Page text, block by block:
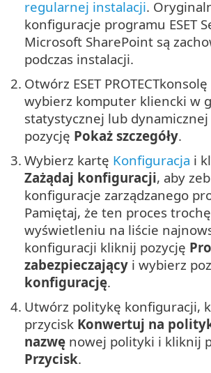
regularnej instalacji.
konfiguracje programu ESET
Microsoft SharePoint są
podczas instalacji.
2. Otwórz ESET
wybierz komputer kliencki w
statystycznej lub
pozycję Pokaż szczegóły.
3. Wybierz kartę Konfiguracja i
Zażądaj konfiguracji, aby
konfiguracje zarządzanego
Pamiętaj, że ten proces
wyświetleniu na liście
konfiguracji kliknij pozycję
zabezpieczający i wybierz
konfigurację.
4. Utwórz politykę konfiguracji,
przycisk Konwertuj na
nazwę nowej polityki i kliknij
Przycisk.